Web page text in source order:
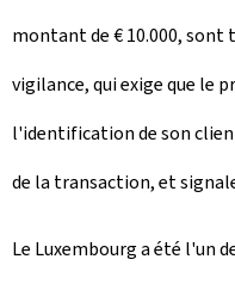
montant de € 10.000,
vigilance, qui exige que le
l'identification de son
de la transaction, et
Le Luxembourg a été l'un